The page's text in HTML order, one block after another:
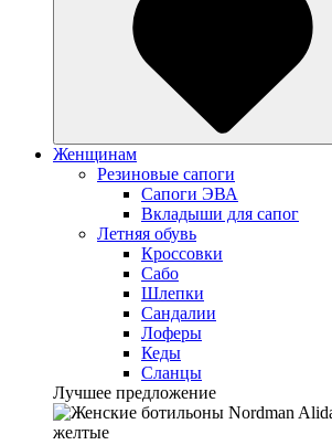
Женщинам
Резиновые сапоги
Cапоги ЭВА
Вкладыши для сапог
Летняя обувь
Кроссовки
Сабо
Шлепки
Сандалии
Лоферы
Кеды
Сланцы
Лучшее предложение